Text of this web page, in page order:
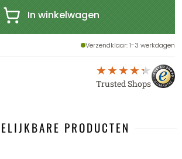
In winkelwagen
Verzendklaar: 1-3 werkdagen
Trusted Shops
PRODUCTEN